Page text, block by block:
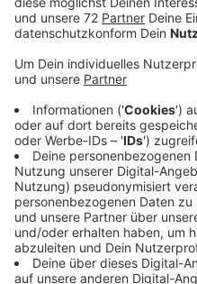
Ab Montag (11.01.) gelten
verschärfte
Die Stadt Emsdetten
Mitgliedern eines
Kontakt zu maximal einer
Kinder aus dem zweiten
Anzeige
15-Kilometer-
Automatismus
Anzeige